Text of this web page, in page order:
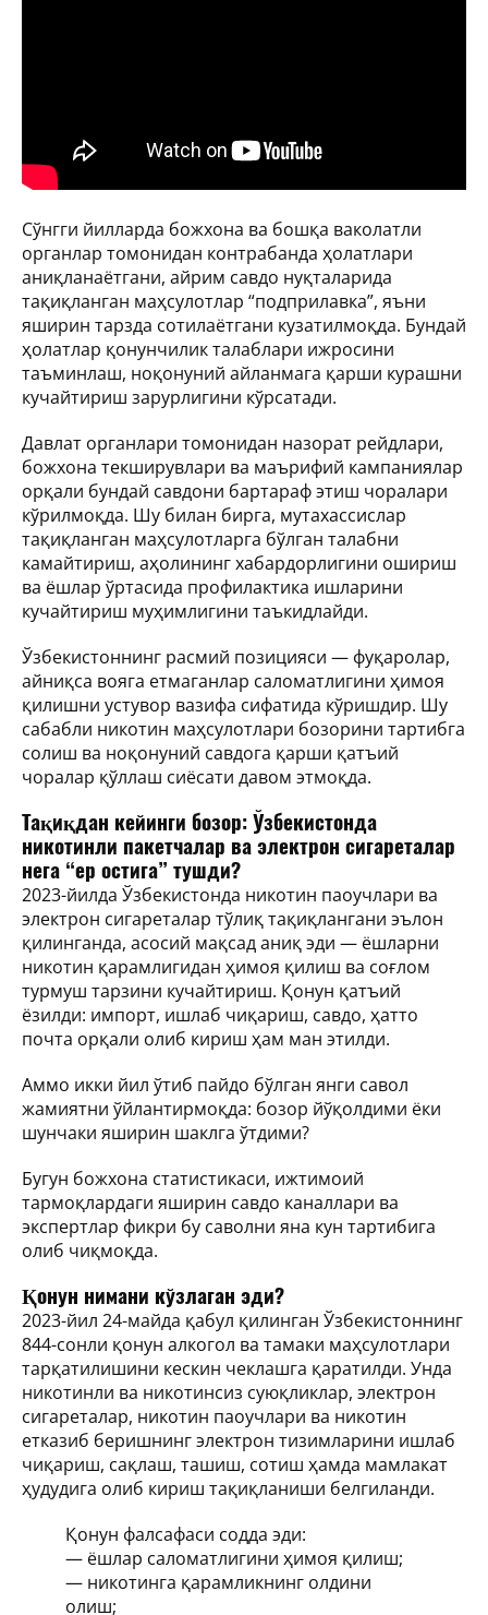
Сўнгги йилларда божхона ва бошқа ваколатли
органлар томонидан контрабанда ҳолатлари
аниқланаётгани, айрим савдо нуқталарида
тақиқланган маҳсулотлар “подприлавка”, яъни
яширин тарзда сотилаётгани кузатилмоқда. Бундай
ҳолатлар қонунчилик талаблари ижросини
таъминлаш, ноқонуний айланмага қарши курашни
кучайтириш зарурлигини кўрсатади.
Давлат органлари томонидан назорат рейдлари,
божхона текширувлари ва маърифий кампаниялар
орқали бундай савдони бартараф этиш чоралари
кўрилмоқда. Шу билан бирга, мутахассислар
тақиқланган маҳсулотларга бўлган талабни
камайтириш, аҳолининг хабардорлигини ошириш
ва ёшлар ўртасида профилактика ишларини
кучайтириш муҳимлигини таъкидлайди.
Ўзбекистоннинг расмий позицияси — фуқаролар,
айниқса вояга етмаганлар саломатлигини ҳимоя
қилишни устувор вазифа сифатида кўришдир. Шу
сабабли никотин маҳсулотлари бозорини тартибга
солиш ва ноқонуний савдога қарши қатъий
чоралар қўллаш сиёсати давом этмоқда.
Тақиқдан кейинги бозор: Ўзбекистонда
никотинли пакетчалар ва электрон сигареталар
нега “ер остига” тушди?
2023-йилда Ўзбекистонда никотин паоучлари ва
электрон сигареталар тўлиқ тақиқлангани эълон
қилинганда, асосий мақсад аниқ эди — ёшларни
никотин қарамлигидан ҳимоя қилиш ва соғлом
турмуш тарзини кучайтириш. Қонун қатъий
ёзилди: импорт, ишлаб чиқариш, савдо, ҳатто
почта орқали олиб кириш ҳам ман этилди.
Аммо икки йил ўтиб пайдо бўлган янги савол
жамиятни ўйлантирмоқда: бозор йўқолдими ёки
шунчаки яширин шаклга ўтдими?
Бугун божхона статистикаси, ижтимоий
тармоқлардаги яширин савдо каналлари ва
экспертлар фикри бу саволни яна кун тартибига
олиб чиқмоқда.
Қонун нимани кўзлаган эди?
2023-йил 24-майда қабул қилинган Ўзбекистоннинг
844-сонли қонун алкогол ва тамаки маҳсулотлари
тарқатилишини кескин чеклашга қаратилди. Унда
никотинли ва никотинсиз суюқликлар, электрон
сигареталар, никотин паоучлари ва никотин
етказиб беришнинг электрон тизимларини ишлаб
чиқариш, сақлаш, ташиш, сотиш ҳамда мамлакат
ҳудудига олиб кириш тақиқланиши белгиланди.
Қонун фалсафаси содда эди:
— ёшлар саломатлигини ҳимоя қилиш;
— никотинга қарамликнинг олдини
олиш;